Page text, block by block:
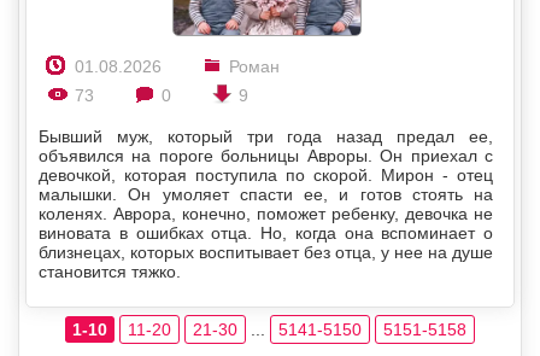
01.08.2026
Роман
73
0 9
Бывший муж, который три года назад предал ее,
объявился на пороге больницы Авроры. Он приехал с
девочкой, которая поступила по скорой. Мирон - отец
малышки. Он умоляет спасти ее, и готов стоять на
коленях. Аврора, конечно, поможет ребенку, девочка не
виновата в ошибках отца. Но, когда она вспоминает о
близнецах, которых воспитывает без отца, у нее на душе
становится тяжко.
1-10 11-20 21-30 5141-5150 5151-5158